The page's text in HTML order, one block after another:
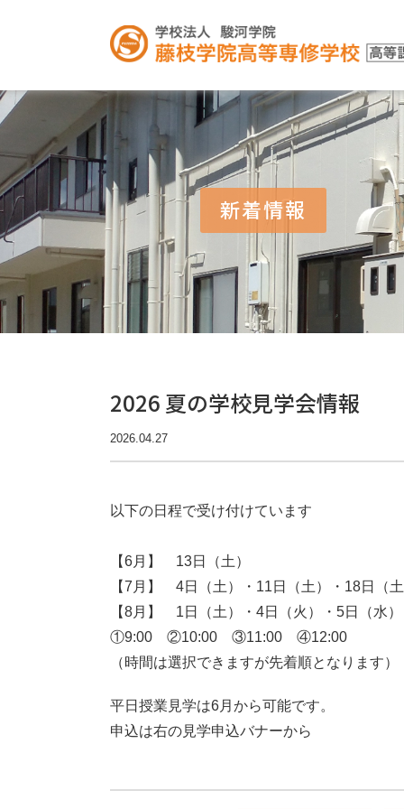
新着情報
2026 夏の学校見学会情報
2026.04.27
以下の日程で受け付けています
【6月】 13日（土）
【7月】 4日（土）・11日（土）・18日（土
【8月】 1日（土）・4日（火）・5日（水）
①9:00 ②10:00 ③11:00 ④12:00
（時間は選択できますが先着順となります）
平日授業見学は6月から可能です。
申込は右の見学申込バナーから